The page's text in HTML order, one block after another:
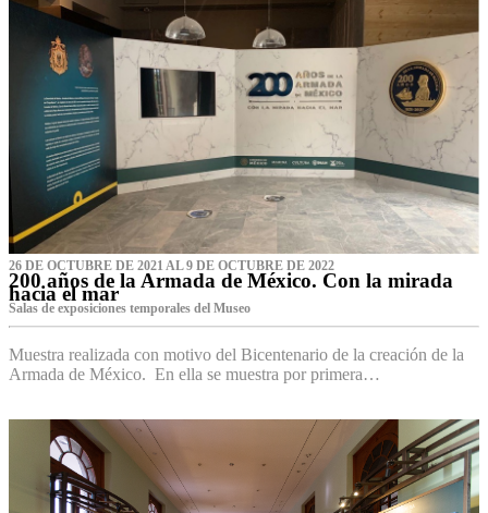
26 DE OCTUBRE DE 2021 AL 9 DE OCTUBRE DE 2022
200 años de la Armada de México. Con la mirada
hacia el mar
Salas de exposiciones temporales del Museo‌
Muestra realizada con motivo del Bicentenario de la creación de la
Armada de México. En ella se muestra por primera…